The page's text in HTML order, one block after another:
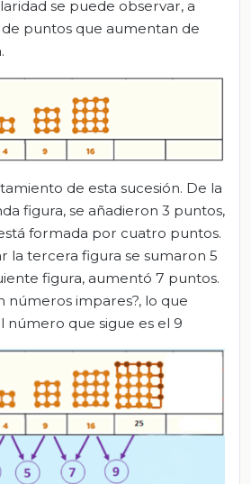
se puede observar, a
puntos que aumentan de
de esta sucesión. De la
figura, se añadieron 3 puntos,
formada por cuatro puntos.
la tercera figura se sumaron 5
figura, aumentó 7 puntos.
números impares?, lo que
número que sigue es el 9